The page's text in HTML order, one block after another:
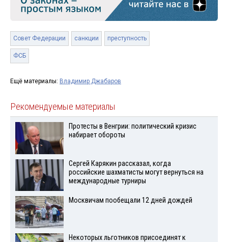
Совет Федерации санкции преступность
ФСБ
Ещё материалы: Владимир Джабаров
Рекомендуемые материалы
Протесты в Венгрии: политический кризис
набирает обороты
Сергей Карякин рассказал, когда
российские шахматисты могут вернуться на
международные турниры
Москвичам пообещали 12 дней дождей
Некоторых льготников присоединят к